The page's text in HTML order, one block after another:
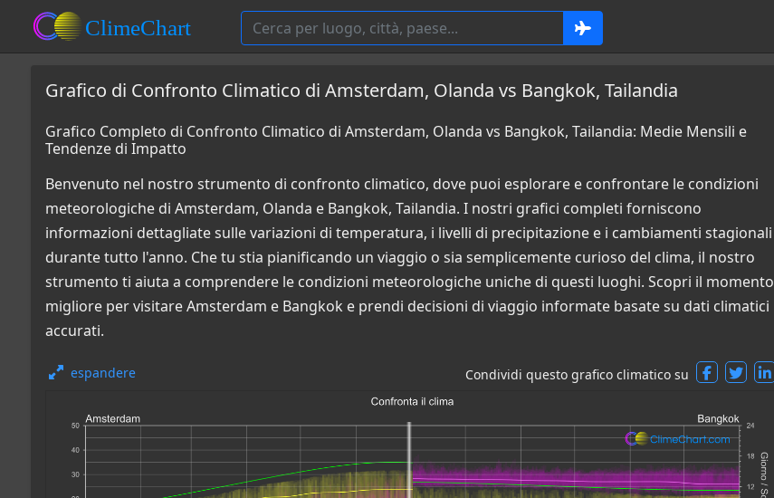
Grafico di Confronto Climatico di Amsterdam, Olanda vs Bangkok, Tailandia
Grafico Completo di Confronto Climatico di Amsterdam, Olanda vs Bangkok, Tailandia: Medie Mensili e
Tendenze di Impatto
Benvenuto nel nostro strumento di confronto climatico, dove puoi esplorare e confrontare le condizioni
meteorologiche di Amsterdam, Olanda e Bangkok, Tailandia. I nostri grafici completi forniscono
informazioni dettagliate sulle variazioni di temperatura, i livelli di precipitazione e i cambiamenti stagionali
durante tutto l'anno. Che tu stia pianificando un viaggio o sia semplicemente curioso del clima, il nostro
strumento ti aiuta a comprendere le condizioni meteorologiche uniche di questi luoghi. Scopri il momento
migliore per visitare Amsterdam e Bangkok e prendi decisioni di viaggio informate basate su dati climatici
accurati.
espandere Condividi questo grafico climatico su